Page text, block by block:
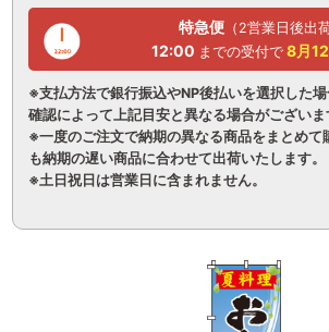
特急便 （2営業日後出荷
12:00 までの受付で 8月
※支払方法で銀行振込やNP後払いを選択した
確認によって上記目安と異なる場合がございま
※一度のご注文で納期の異なる商品をまとめて
も納期の遅い商品に合わせて出荷いたします。
※土日祝日は営業日に含まれません。